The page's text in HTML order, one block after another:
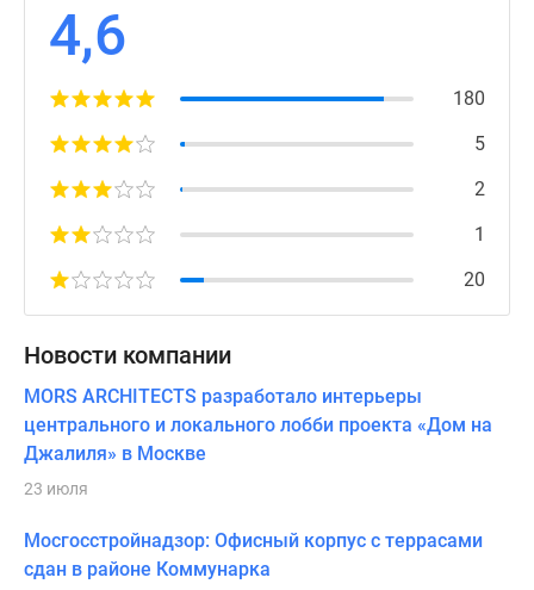
4,6
180
5
2
1
20
Новости компании
MORS ARCHITECTS разработало интерьеры
центрального и локального лобби проекта «Дом на
Джалиля» в Москве
23 июля
Мосгосстройнадзор: Офисный корпус с террасами
сдан в районе Коммунарка